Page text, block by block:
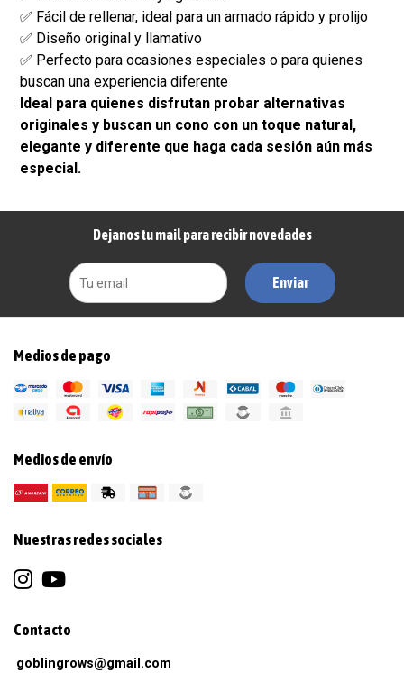
✅ Fácil de rellenar, ideal para un armado rápido y prolijo
✅ Diseño original y llamativo
✅ Perfecto para ocasiones especiales o para quienes
buscan una experiencia diferente
Ideal para quienes disfrutan probar alternativas
originales y buscan un cono con un toque natural,
elegante y diferente que haga cada sesión aún más
especial.
Dejanos tu mail para recibir novedades
Enviar
Medios de pago
Medios de envío
Nuestras redes sociales
Contacto
goblingrows@gmail.com